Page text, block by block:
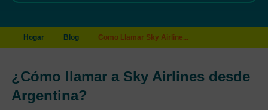
Hogar Blog Como Llamar Sky Airline...
¿Cómo llamar a Sky Airlines desde
Argentina?